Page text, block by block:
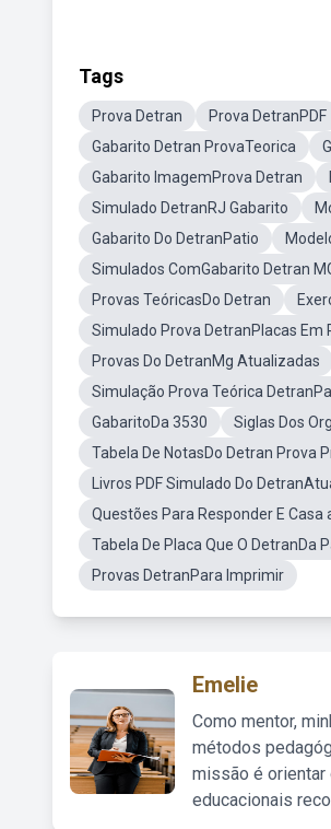
Tags
Prova Detran Prova DetranPDF
Gabarito Detran ProvaTeorica
Gabarito ImagemProva Detran
Simulado DetranRJ Gabarito
Gabarito Do DetranPatio
Simulados ComGabarito Detran
Provas TeóricasDo Detran
Simulado Prova DetranPlacas Em
Provas Do DetranMg Atualizadas
Simulação Prova Teórica
GabaritoDa 3530
Siglas Dos
Tabela De NotasDo Detran Prova
Livros PDF Simulado Do
Questões Para Responder E
Tabela De Placa Que O DetranDa
Provas DetranPara Imprimir
Emelie
Como mentor,
métodos
missão é orientar
educacionais